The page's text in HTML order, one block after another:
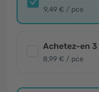
9,49 € / pce
Achetez-en
8,99 € / pce